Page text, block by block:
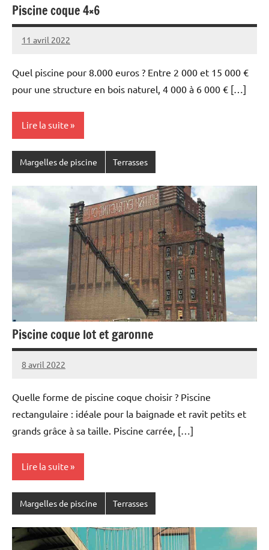
Piscine coque 4×6
11 avril 2022
Quel piscine pour 8.000 euros ? Entre 2 000 et 15 000 €
pour une structure en bois naturel, 4 000 à 6 000 € […]
Lire la suite
Margelles de piscine Terrasses
Piscine coque lot et garonne
8 avril 2022
Quelle forme de piscine coque choisir ? Piscine
rectangulaire : idéale pour la baignade et ravit petits et
grands grâce à sa taille. Piscine carrée, […]
Lire la suite
Margelles de piscine Terrasses